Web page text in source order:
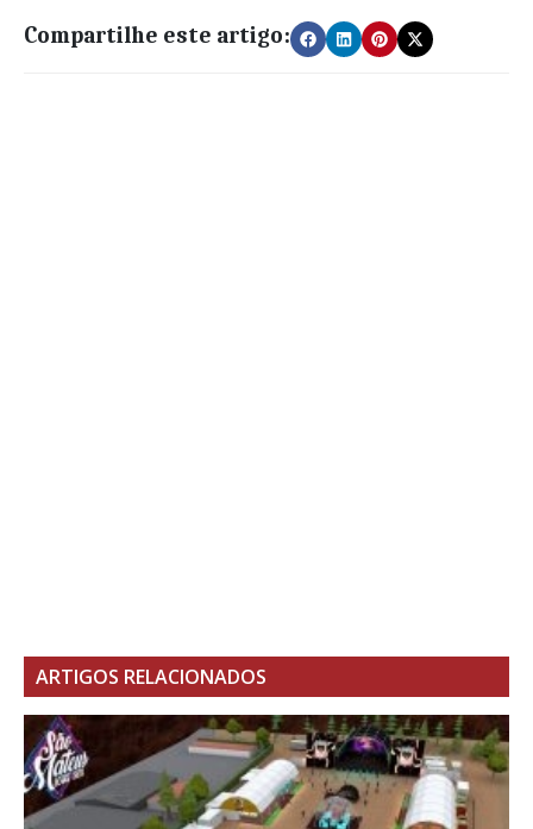
Compartilhe este artigo:
ARTIGOS RELACIONADOS